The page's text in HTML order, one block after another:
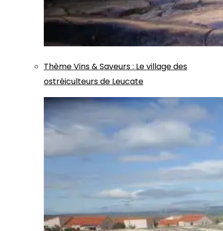
ThèmeVins & Saveurs: Le village des
ostréiculteurs de Leucate